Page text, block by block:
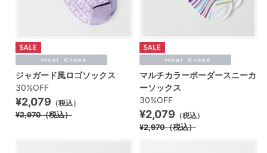
ジャガード風ロゴソックス
30%OFF
¥2,079 （税込）
¥2,970（税込）
マルチカラーボーダースニーカ
ーソックス
30%OFF
¥2,079 （税込）
¥2,970（税込）